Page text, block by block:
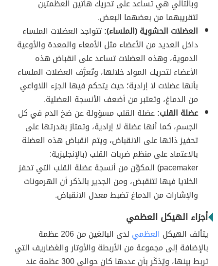
وبالتالي هي تساعد على تحريك هاتين العظمتين
لتقريبهما من بعضهما البعض.
العضلات الحشوية (الملساء):تتواجد العضلات الملساء
داخل العديد من الأعضاء مثل الأمعاء والمعدة والأوعية
الدموية، وهذه العضلات تساعد على انقباض هذه
الأعضاء لتحريك المواد خلالها، وتُعرَّف العضلات الملساء
بأنها عضلات لا إرادية؛ حيث يتحكم فيها الجزء اللاواعي
من الدماغ، وتعتبر من أضعف الأنسجة العضلية.
عضلة القلب:عضلة القلب مسؤولة عن ضخ الدم في كل
الجسم، كما أنها عضلة لا إرادية، وتمتاز بقدرتها على
تحفيز ذاتها على الانقباض، ويتم انقباض هذه العضلة
بالاعتماد على منظم ضربات القلب (بالإنجليزية:
pacemaker) المكوّن من أنسجة عضلة القلب التي تحفز
الخلايا فيها لتنقبض، ومن الجدير بالذكر أن الهرمونات
والإشارات من الدماغ تضبط معدل الانقباض.
أجزاء الهيكل العظمي
يتألف الهيكل العظمي
لدى البالغين من 206 عظمة
بالإضافة إلى مجموعة من الأربطة والأوتار والغضاريف التي
تربط بينها، ويُذكَر بأن عددها كان حوالي 300 عظمة عند